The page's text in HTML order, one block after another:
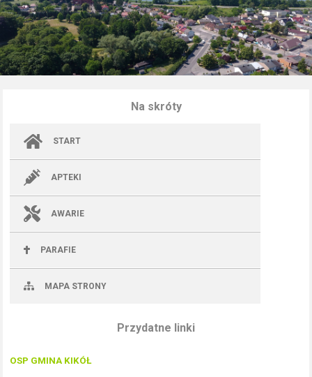
Na skróty
START
APTEKI
AWARIE
PARAFIE
MAPA STRONY
Przydatne linki
OSP GMINA KIKÓŁ